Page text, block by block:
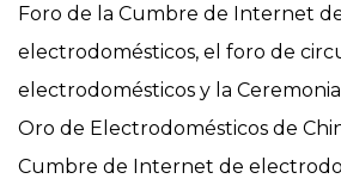
Foro de la Cumbre de Internet
electrodomésticos, el foro de
electrodomésticos y la
Oro de Electrodomésticos de
Cumbre de Internet de